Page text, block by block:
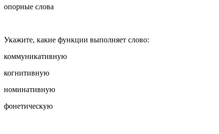
опорные слова
Укажите, какие функции выполняет слово:
коммуникативную
когнитивную
номинативную
фонетическую